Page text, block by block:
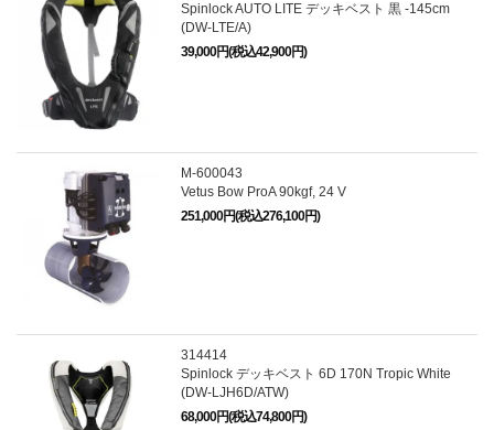
Spinlock AUTO LITE デッキベスト 黒 -145cm
(DW-LTE/A)
39,000円(税込42,900円)
M-600043
Vetus Bow ProA 90kgf, 24 V
251,000円(税込276,100円)
314414
Spinlock デッキベスト 6D 170N Tropic White
(DW-LJH6D/ATW)
68,000円(税込74,800円)